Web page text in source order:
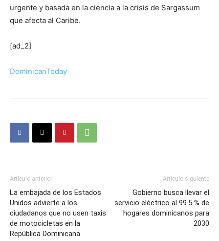
urgente y basada en la ciencia a la crisis de Sargassum
que afecta al Caribe.
[ad_2]
DominicanToday
Artículo anterior
La embajada de los Estados
Unidos advierte a los
ciudadanos que no usen taxis
de motocicletas en la
República Dominicana
Artículo siguiente
Gobierno busca llevar el
servicio eléctrico al 99.5 % de
hogares dominicanos para
2030